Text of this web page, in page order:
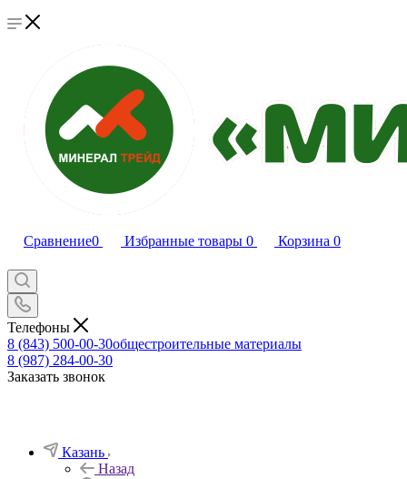
Сравнение0 Избранные товары 0 Корзина 0
Телефоны
8 (843) 500-00-30общестроительные материалы
8 (987) 284-00-30
Заказать звонок
Казань
Назад